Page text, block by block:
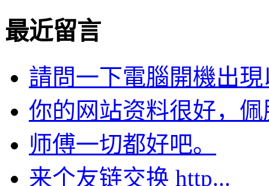
最近留言
請問一下電腦開機出現
你的网站资料很好，佩
师傅一切都好吧。
来个友链交换 http...